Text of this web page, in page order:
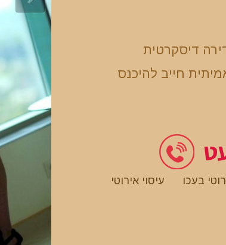
דיסקרטית
חייב להיכנס
בעכו
עיסוי אירוטי